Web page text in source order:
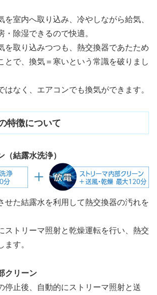
を室内へ取り込み、冷やしながら給気、
・除湿できるので快適。
を取り込みつつも、熱交換器であたため
とで、換気＝寒いという常識を破りまし
はなく、エアコンでも換気ができます。
特徴について
結露水洗浄）
せた結露水を利用して熱交換器の汚れを
ストリーマ照射と乾燥運転を行い、熱交
ます。
クリーン
停止後、自動的にストリーマ照射と送